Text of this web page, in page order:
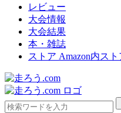
レビュー
大会情報
大会結果
本・雑誌
ストア Amazon内ス